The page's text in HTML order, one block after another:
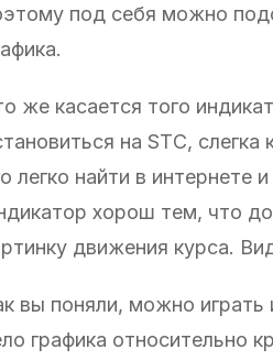
под себя можно
же касается того
на STС,
легко найти в интернете
хорош тем, что
движения курса.
вы поняли, можно
графика относительно